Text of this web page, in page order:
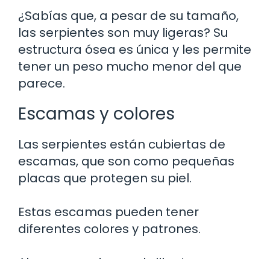
¿Sabías que, a pesar de su tamaño,
las serpientes son muy ligeras? Su
estructura ósea es única y les permite
tener un peso mucho menor del que
parece.
Escamas y colores
Las serpientes están cubiertas de
escamas, que son como pequeñas
placas que protegen su piel.
Estas escamas pueden tener
diferentes colores y patrones.